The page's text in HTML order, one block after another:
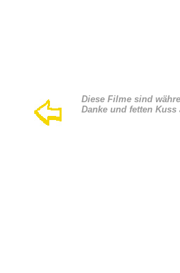
Diese Filme sind
Danke und fetten Kuss